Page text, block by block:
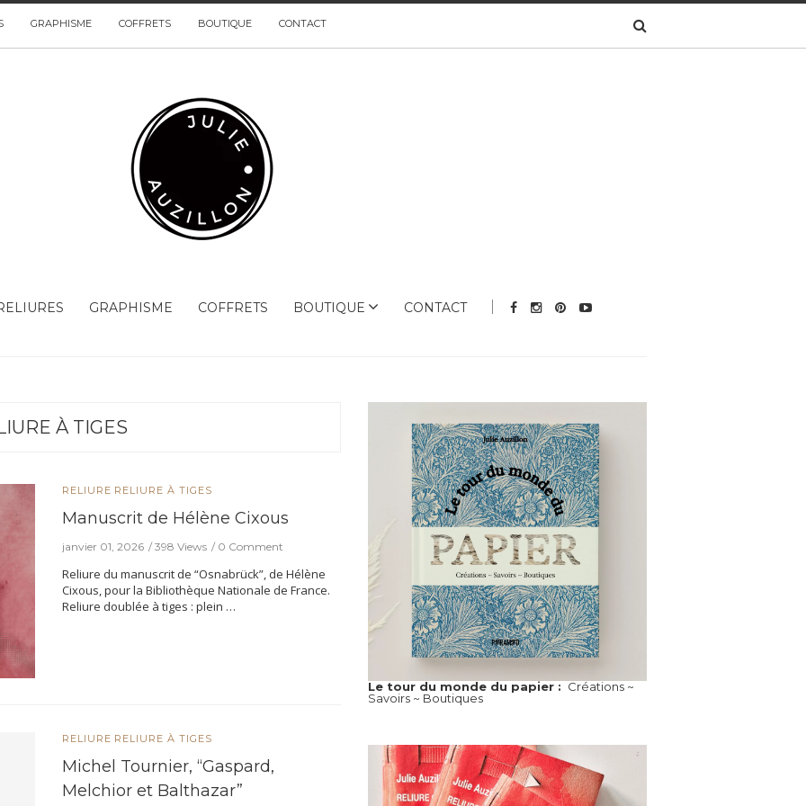
GRAPHISME COFFRETS BOUTIQUE CONTACT
GRAPHISME COFFRETS BOUTIQUE CONTACT
À TIGES
RELIURE RELIURE À TIGES
Manuscrit de Hélène Cixous
janvier 01, 2026 398 Views 0 Comment
Reliure du manuscrit de “Osnabrück”, de Hélène
Cixous, pour la Bibliothèque Nationale de France.
Reliure doublée à tiges : plein …
RELIURE RELIURE À TIGES
Michel Tournier, “Gaspard,
Melchior et Balthazar”
Le tour du monde du papier : Créations ~
Savoirs ~ Boutiques